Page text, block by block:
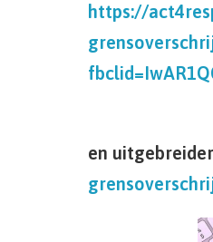
https://
en uitgebreider